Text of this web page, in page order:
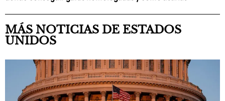
MÁS NOTICIAS DE ESTADOS
UNIDOS